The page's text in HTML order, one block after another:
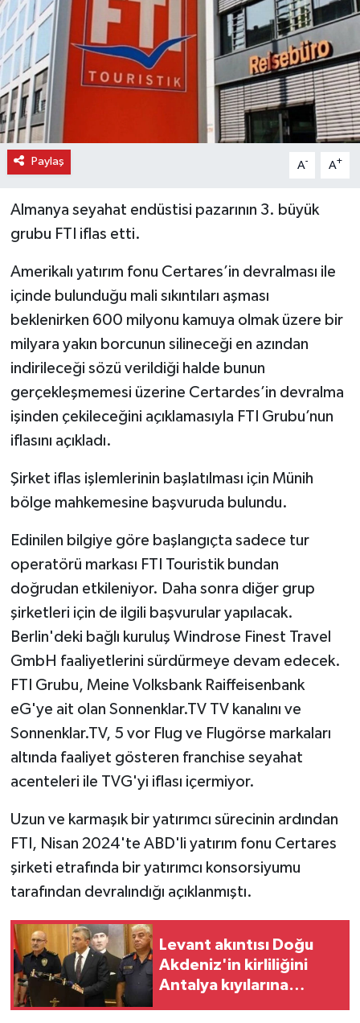
Paylaş A- A+
Almanya seyahat endüstisi pazarının 3. büyük
grubu FTI iflas etti.
Amerikalı yatırım fonu Certares’in devralması ile
içinde bulunduğu mali sıkıntıları aşması
beklenirken 600 milyonu kamuya olmak üzere bir
milyara yakın borcunun silineceği en azından
indirileceği sözü verildiği halde bunun
gerçekleşmemesi üzerine Certardes’in devralma
işinden çekileceğini açıklamasıyla FTI Grubu’nun
iflasını açıkladı.
Şirket iflas işlemlerinin başlatılması için Münih
bölge mahkemesine başvuruda bulundu.
Edinilen bilgiye göre başlangıçta sadece tur
operatörü markası FTI Touristik bundan
doğrudan etkileniyor. Daha sonra diğer grup
şirketleri için de ilgili başvurular yapılacak.
Berlin'deki bağlı kuruluş Windrose Finest Travel
GmbH faaliyetlerini sürdürmeye devam edecek.
FTI Grubu, Meine Volksbank Raiffeisenbank
eG'ye ait olan Sonnenklar.TV TV kanalını ve
Sonnenklar.TV, 5 vor Flug ve Flugörse markaları
altında faaliyet gösteren franchise seyahat
acenteleri ile TVG'yi iflası içermiyor.
Uzun ve karmaşık bir yatırımcı sürecinin ardından
FTI, Nisan 2024'te ABD'li yatırım fonu Certares
şirketi etrafında bir yatırımcı konsorsiyumu
tarafından devralındığı açıklanmıştı.
Levant akıntısı Doğu
Akdeniz'in kirliliğini
Antalya kıyılarına